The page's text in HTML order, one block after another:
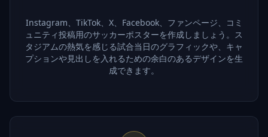
Instagram、TikTok、X、Facebook、ファンページ、コミ
ュニティ投稿用のサッカーポスターを作成しましょう。ス
タジアムの熱気を感じる試合当日のグラフィックや、キャ
プションや見出しを入れるための余白のあるデザインを生
成できます。